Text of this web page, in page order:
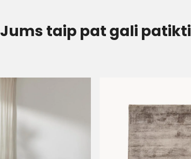
Jums taip pat gali patikti